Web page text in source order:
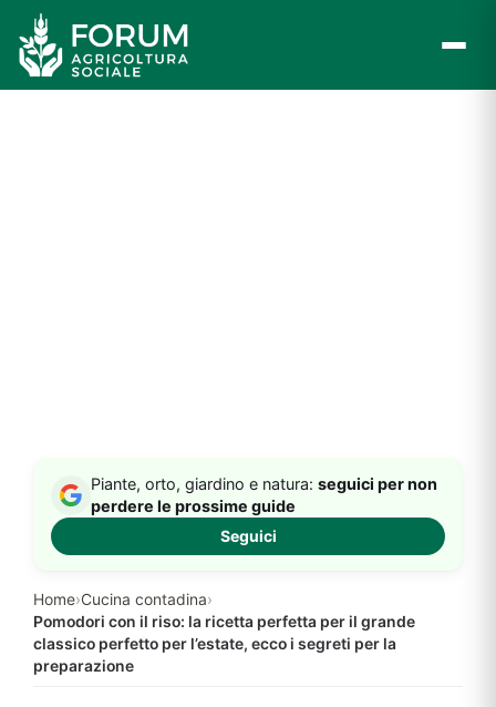
contenuto
Home›Cucina contadina›
Pomodori con il riso: la ricetta perfetta per il grande
classico perfetto per l’estate, ecco i segreti per la
preparazione
Piante, orto, giardino e natura: seguici per non
perdere le prossime guide
Seguici